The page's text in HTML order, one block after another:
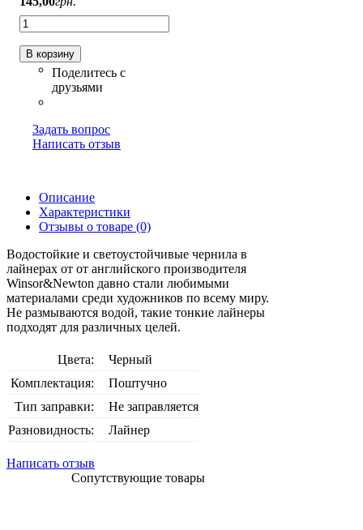
В корзину
Задать вопрос
Написать отзыв
Описание
Характеристики
Отзывы о товаре (0)
Водостойкие и светоустойчивые чернила в
лайнерах от от английского производителя
Winsor&Newton давно стали любимыми
материалами среди художников по всему миру.
Не размываются водой, такие тонкие лайнеры
подходят для различных целей.
Цвета:
Черный
Комплектация:
Поштучно
Тип заправки:
Не заправляется
Разновидность:
Лайнер
Написать отзыв
Сопутствующие товары